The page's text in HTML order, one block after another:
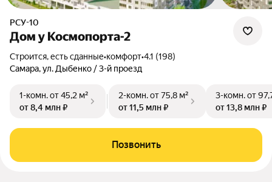
РСУ-10
Дом у Космопорта-2
Строится, есть сданные•комфорт•4.1 (198)
Самара, ул. Дыбенко / 3-й проезд
1-комн.от 45,2 м²
от 8,4 млн ₽
2-комн.от 75,8 м²
от 11,5 млн ₽
3-комн.от
от 13,8 млн ₽
Позвонить